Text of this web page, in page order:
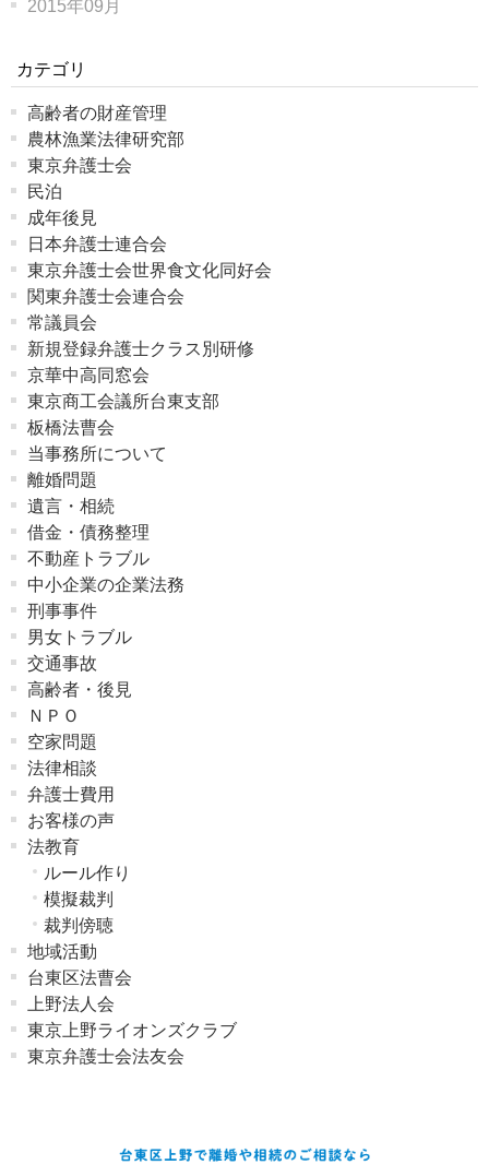
2015年09月
カテゴリ
高齢者の財産管理
農林漁業法律研究部
東京弁護士会
民泊
成年後見
日本弁護士連合会
東京弁護士会世界食文化同好会
関東弁護士会連合会
常議員会
新規登録弁護士クラス別研修
京華中高同窓会
東京商工会議所台東支部
板橋法曹会
当事務所について
離婚問題
遺言・相続
借金・債務整理
不動産トラブル
中小企業の企業法務
刑事事件
男女トラブル
交通事故
高齢者・後見
ＮＰＯ
空家問題
法律相談
弁護士費用
お客様の声
法教育
ルール作り
模擬裁判
裁判傍聴
地域活動
台東区法曹会
上野法人会
東京上野ライオンズクラブ
東京弁護士会法友会